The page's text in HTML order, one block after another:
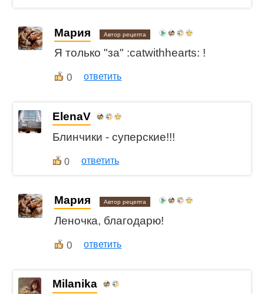
Мария Автор рецепта
Я только "за" :catwithhearts: !
0 ответить
ElenaV
Блинчики - суперские!!!
0 ответить
Мария Автор рецепта
Леночка, благодарю!
0 ответить
Milanika